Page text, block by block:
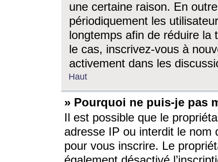
une certaine raison. En
périodiquement les
longtemps afin de réduire la
le cas, inscrivez-vous à
activement dans les
Haut
» Pourquoi ne puis-je pas
Il est possible que le
adresse IP ou interdit le nom
pour vous inscrire. Le